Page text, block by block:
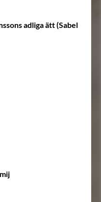
adliga ätt (Sabel